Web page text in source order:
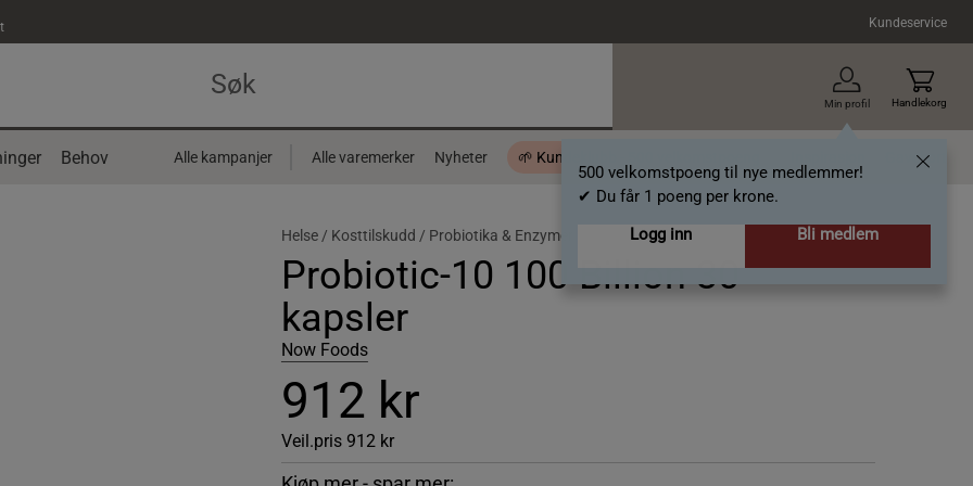
Kundeservice
Min profil
500 velkomstpoeng til nye medlemmer!
✔ Du får 1 poeng per krone.
Logg inn
Bli medlem
Handlekorg
Behov Alle kampanjer Alle varemerker Nyheter 🌱 Kundeklubb - 500 velkomstpoeng Gavekort
Helse / Kosttilskudd / Probiotika & Enzymer
Probiotic-10 100 Billion 30
kapsler
Now Foods
912 kr
Veil.pris 912 kr